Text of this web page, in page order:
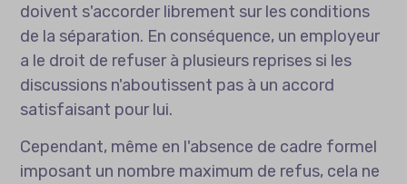
doivent s'accorder librement sur les conditions
de la séparation. En conséquence, un employeur
a le droit de refuser à plusieurs reprises si les
discussions n'aboutissent pas à un accord
satisfaisant pour lui.
Cependant, même en l'absence de cadre formel
imposant un nombre maximum de refus, cela ne